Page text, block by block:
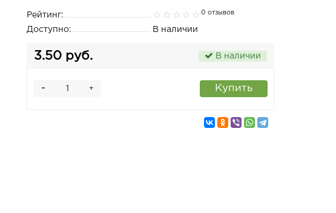
Рейтинг: 0 отзывов
Доступно: В наличии
3.50 руб. В наличии
+
- Купить